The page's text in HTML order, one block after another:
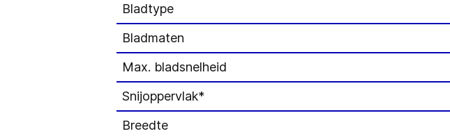
Bladtype
Bladmaten
Max. bladsnelheid
Snijoppervlak*
Breedte